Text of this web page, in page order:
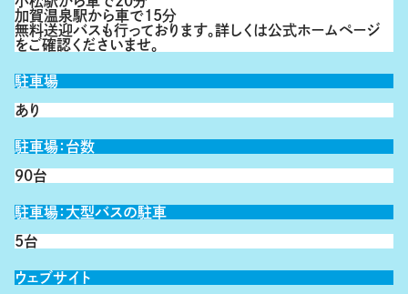
加賀温泉駅から車で15分
無料送迎バスも行っております。詳しくは公式ホームページ
をご確認くださいませ。
駐車場
あり
駐車場：台数
90台
駐車場：大型バスの駐車
5台
ウェブサイト